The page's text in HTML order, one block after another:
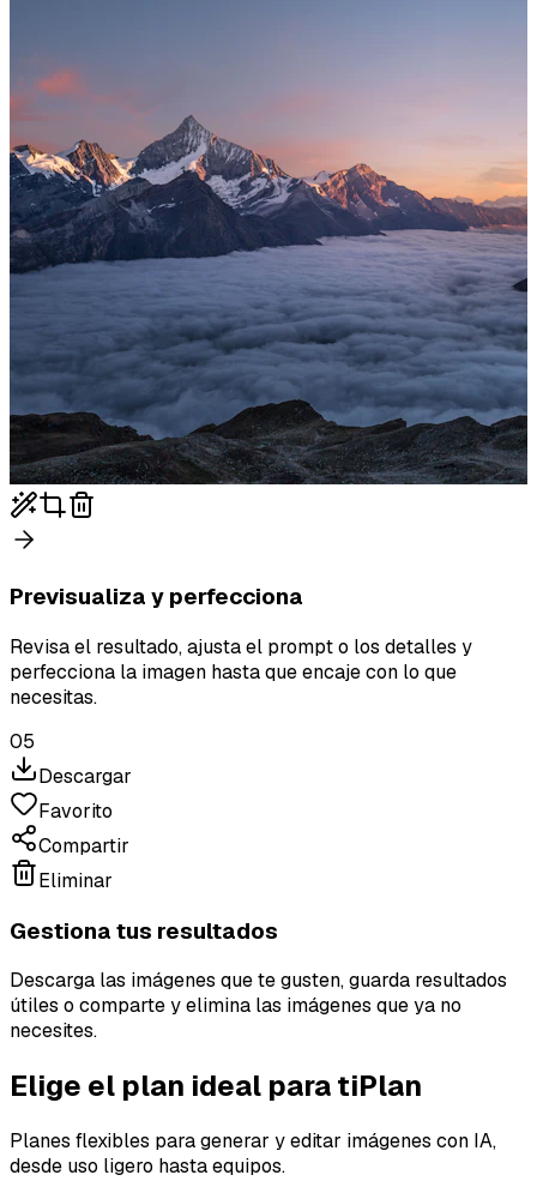
Previsualiza y perfecciona
Revisa el resultado, ajusta el prompt o los detalles y
perfecciona la imagen hasta que encaje con lo que
necesitas.
05
Descargar
Favorito
Compartir
Eliminar
Gestiona tus resultados
Descarga las imágenes que te gusten, guarda resultados
útiles o comparte y elimina las imágenes que ya no
necesites.
Elige el plan ideal para tiPlan
Planes flexibles para generar y editar imágenes con IA,
desde uso ligero hasta equipos.